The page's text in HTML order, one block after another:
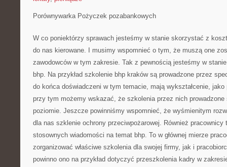
Porównywarka Pożyczek pozabankowych
W co poniektórzy sprawach jesteśmy w stanie skorzystać z
do nas kierowane. I musimy wspomnieć o tym, że muszą one
zawodowców w tym zakresie. Tak z pewnością jesteśmy w
bhp. Na przykład szkolenie bhp kraków są prowadzone przez
do końca doświadczeni w tym temacie, mają wykształcenie, jako
przy tym możemy wskazać, że szkolenia przez nich
poziomie. Jeszcze powinniśmy wspomnieć, że wyśmienitym
dla nas szklenie ochrony przeciwpożarowej. Również pracownicy
stosownych wiadomości na temat bhp. To w głównej mierze
zorganizować właściwe szkolenia dla swojej firmy, jak i
powinno ono na przykład dotyczyć przeszkolenia kadry w